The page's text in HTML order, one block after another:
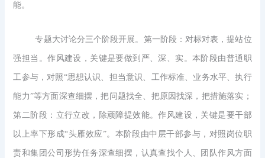
能。
专题大讨论分三个阶段开展。第一阶段：对标对表，提站位
强担当。作风建设，关键是要做到严、深、实。本阶段由普通职
工参与，对照“思想认识、担当意识、工作标准、业务水平、执行
能力”等方面深查细摆，把问题找全、把原因找深，把措施落实；
第二阶段：立行立改，除顽障提效能。作风建设，关键是要干部
以上率下形成“头雁效应”。本阶段由中层干部参与，对照岗位职
责和集团公司形势任务深查细摆，认真查找个人、团队作风方面